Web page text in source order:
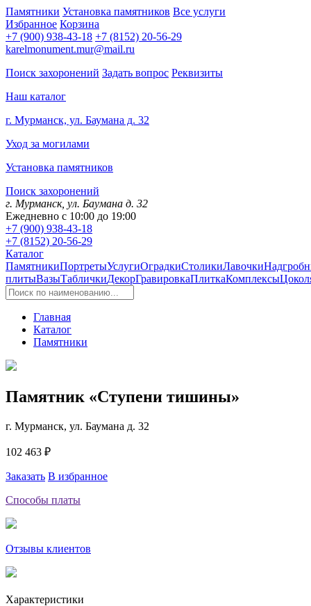
Памятники Установка памятников Все услуги
Избранное Корзина
+7 (900) 938-43-18 +7 (8152) 20-56-29
karelmonument.mur@mail.ru
Поиск захоронений Задать вопрос Реквизиты
Наш каталог
г. Мурманск, ул. Баумана д. 32
Уход за могилами
Установка памятников
Поиск захоронений
г. Мурманск, ул. Баумана д. 32
Ежедневно с 10:00 до 19:00
+7 (900) 938-43-18
+7 (8152) 20-56-29
Каталог
ПамятникиПортретыУслугиОградкиСтоликиЛавочки
плитыВазыТабличкиДекорГравировкаПлиткаКомплексы
Главная
Каталог
Памятники
Памятник «Ступени тишины»
г. Мурманск, ул. Баумана д. 32
102 463 ₽
Заказать В избранное
Способы платы
Отзывы клиентов
Характеристики